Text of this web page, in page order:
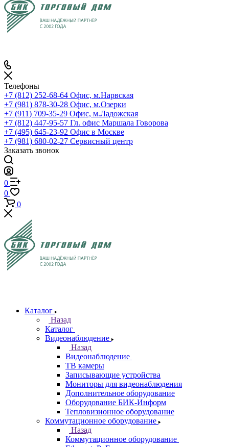
Телефоны
+7 (812) 252-68-64 Офис, м.Нарвская
+7 (981) 878-30-28 Офис, м.Озерки
+7 (911) 709-35-29 Офис, м.Ладожская
+7 (812) 447-95-57 Гл. офис Маршала Говорова
+7 (495) 645-23-92 Офис в Москве
+7 (981) 680-02-27 Сервисный центр
Заказать звонок
0
0
0
Каталог
Назад
Каталог
Видеонаблюдение
Назад
Видеонаблюдение
ТВ камеры
Записывающие устройства
Мониторы для видеонаблюдения
Дополнительное оборудование
Оборудование БИК-Информ
Тепловизионное оборудование
Коммутационное оборудование
Назад
Коммутационное оборудование